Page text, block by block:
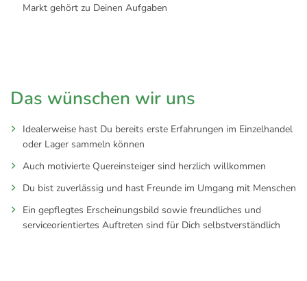
Markt gehört zu Deinen Aufgaben
Das wünschen wir uns
Idealerweise hast Du bereits erste Erfahrungen im Einzelhandel
oder Lager sammeln können
Auch motivierte Quereinsteiger sind herzlich willkommen
Du bist zuverlässig und hast Freunde im Umgang mit Menschen
Ein gepflegtes Erscheinungsbild sowie freundliches und
serviceorientiertes Auftreten sind für Dich selbstverständlich